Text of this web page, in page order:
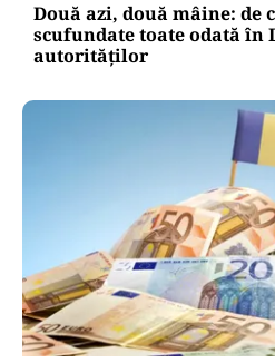
Două azi, două mâine: de
scufundate toate odată în
autorităților